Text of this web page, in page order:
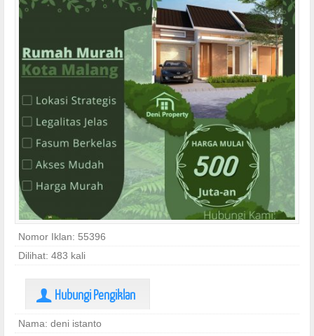
Nomor Iklan: 55396
Dilihat: 483 kali
U Hubungi Pengiklan
Nama: deni istanto